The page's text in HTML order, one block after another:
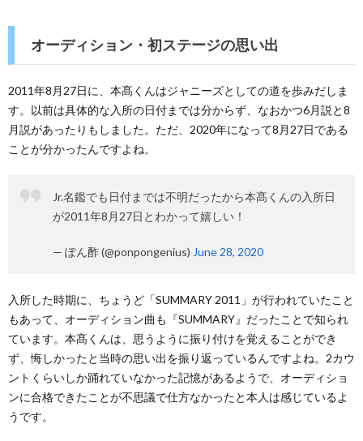
オーディション・初ステージの思い出
2011年8月27日に、本髙くんはジャニーズとしての道を歩みだしま
す。以前は具体的な入所の日付までは分からず、なおかつ6月説と8
月説があったりもしました。ただ、2020年になって8月27日である
ことが分かったんですよね。
Jr.名鑑でも日付までは不明だったから本髙くんの入所日
が2011年8月27日とわかって嬉しい！
— ぽん酢 (@ponpongenius) June 28, 2020
入所した時期に、ちょうど「SUMMARY 2011」が行われていたこと
もあって、オーディション曲も『SUMMARY』だったことで知られ
ています。本髙くんは、思うように振り付けを覚えることができ
ず、悔しかったと当時の思い出を振り返っているんですよね。2カウ
ントくらいしか踊れていなかった記憶があるようで、オーディショ
ンに合格できたことが不思議で仕方なかったと本人は感じているよ
うです。